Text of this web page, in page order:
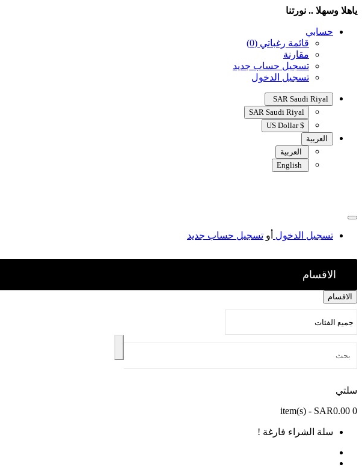
ياهلا وسهلا .. نورتنا
حسابي
قائمة رغباتي (0)
مقارنة
تسجيل حساب جديد
تسجيل الدخول
SAR Saudi Riyal
SAR Saudi Riyal
$ US Dollar
العربية
العربية
تسجيل الدخول أو تسجيل حساب جديد
الاقسام
الاقسام
سلتي
0
- SAR0.00
سلة الشراء فارغة !